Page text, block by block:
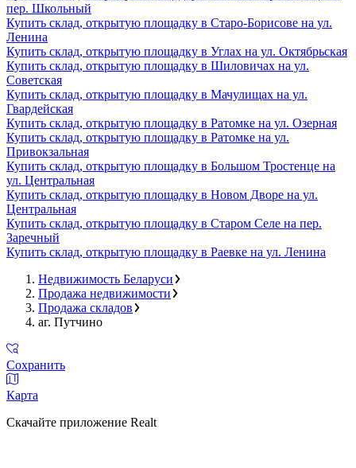
пер. Школьный
Купить склад, открытую площадку в Старо-Борисове на ул.
Ленина
Купить склад, открытую площадку в Углах на ул. Октябрьская
Купить склад, открытую площадку в Шиловичах на ул.
Советская
Купить склад, открытую площадку в Мачулищах на ул.
Гвардейская
Купить склад, открытую площадку в Ратомке на ул. Озерная
Купить склад, открытую площадку в Ратомке на ул.
Привокзальная
Купить склад, открытую площадку в Большом Тростенце на
ул. Центральная
Купить склад, открытую площадку в Новом Дворе на ул.
Центральная
Купить склад, открытую площадку в Старом Селе на пер.
Заречный
Купить склад, открытую площадку в Раевке на ул. Ленина
Недвижимость Беларуси
Продажа недвижимости
Продажа складов
аг. Путчино
Сохранить
Карта
Скачайте приложение Realt